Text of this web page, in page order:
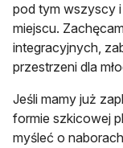
pod tym wszyscy
miejscu.
integracyjnych,
przestrzeni dla
Jeśli mamy już
formie szkicowej
myśleć o